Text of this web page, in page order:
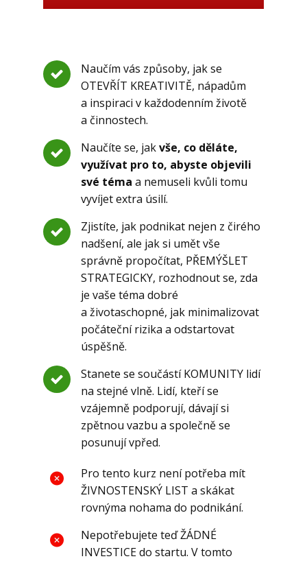
Naučím vás způsoby, jak se
OTEVŘÍT KREATIVITĚ, nápadům
a inspiraci v každodenním životě
a činnostech.
Naučíte se, jakvše, co děláte,
využívat pro to, abyste objevili
své téma a nemuseli kvůli tomu
vyvíjet extra úsilí.
Zjistíte, jak podnikat nejen z čirého
nadšení, ale jak si umět vše
správně propočítat, PŘEMÝŠLET
STRATEGICKY, rozhodnout se, zda
je vaše téma dobré
a životaschopné, jak minimalizovat
počáteční rizika a odstartovat
úspěšně.
Stanete se součástí KOMUNITY lidí
na stejné vlně. Lidí, kteří se
vzájemně podporují, dávají si
zpětnou vazbu a společně se
posunují vpřed.
Pro tento kurz není potřeba mít
ŽIVNOSTENSKÝ LIST a skákat
rovnýma nohama do podnikání.
Nepotřebujete teď ŽÁDNÉ
INVESTICE do startu. V tomto